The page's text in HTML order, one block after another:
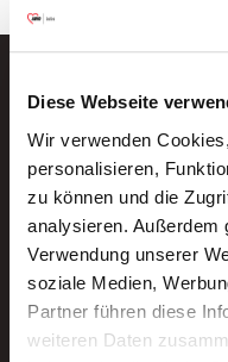
Diese Webseite
Wir verwenden
personalisieren,
zu können und die
analysieren. Außerdem
Verwendung unserer
soziale Medien,
Partner führen diese
weiteren Daten
Neue
Ein
E-